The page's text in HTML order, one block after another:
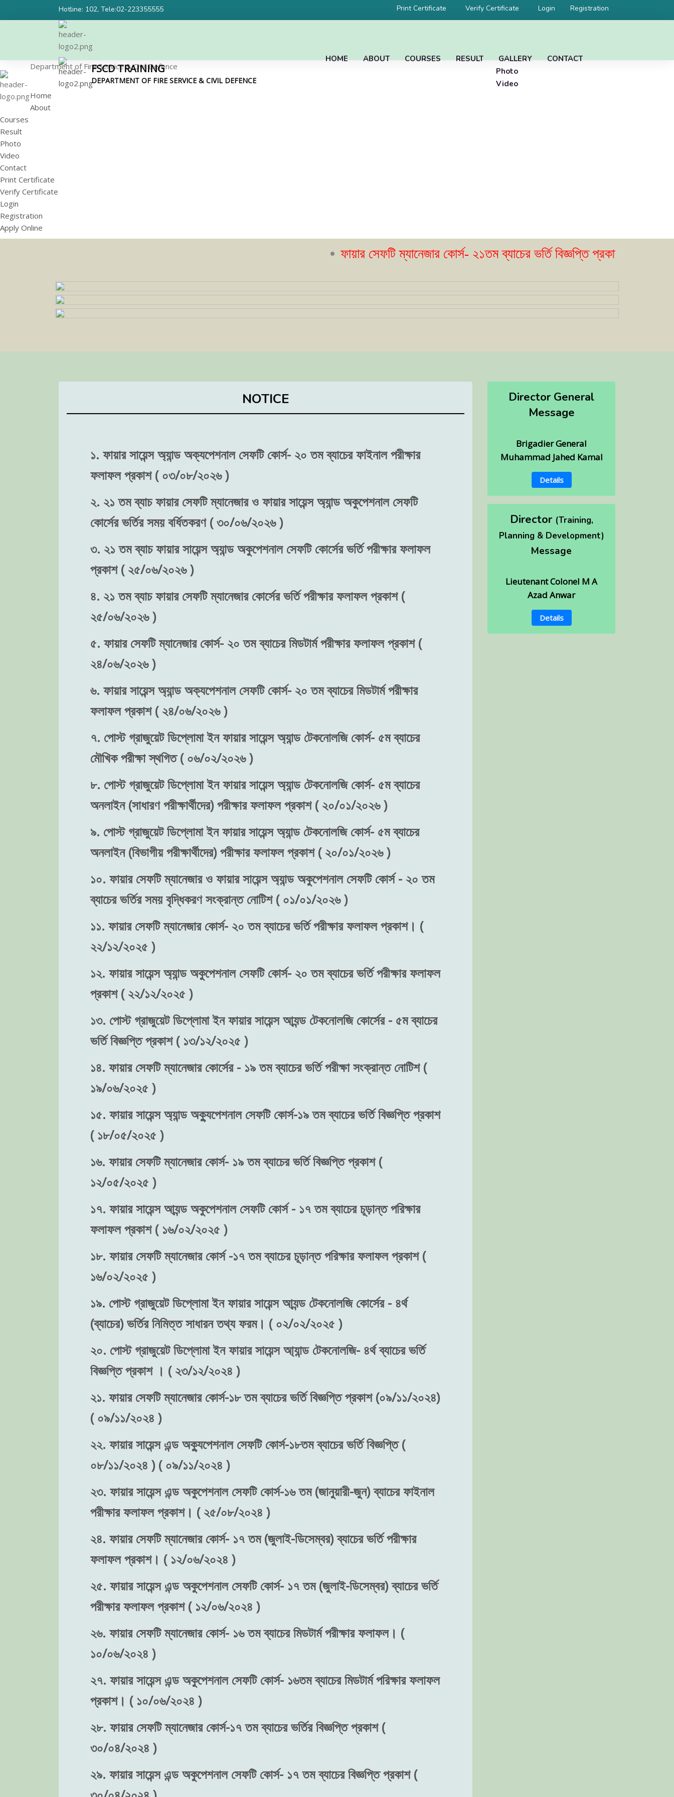
Hotline: 102, Tele:02-223355555 Print Certificate Verify Certificate Login Registration
FSCD TRAINING
DEPARTMENT OF FIRE SERVICE & CIVIL DEFENCE
CONTACT
GALLERY
Photo
Video
RESULT
COURSES
ABOUT
HOME
Department of Fire Service & Civil Defence
Home
About
Courses
Result
Photo
Video
Contact
Print Certificate
Verify Certificate
Login
Registration
Apply Online
ফায়ার সেফটি ম্যানেজার কোর্স- ২১তম ব্যাচের ভর্তি বিজ্ঞপ্তি প্রকাশ। ( ২৩/০৫/
NOTICE
১. ফায়ার সায়েন্স অ্যান্ড অক্যপেশনাল সেফটি কোর্স- ২০ তম ব্যাচের ফাইনাল পরীক্ষার
ফলাফল প্রকাশ ( ০৩/০৮/২০২৬ )
২. ২১ তম ব্যাচ ফায়ার সেফটি ম্যানেজার ও ফায়ার সায়েন্স অ্যান্ড অকুপেশনাল সেফটি
কোর্সের ভর্তির সময় বর্ধিতকরণ ( ৩০/০৬/২০২৬ )
৩. ২১ তম ব্যাচ ফায়ার সায়েন্স অ্যান্ড অকুপেশনাল সেফটি কোর্সের ভর্তি পরীক্ষার ফলাফল
প্রকাশ ( ২৫/০৬/২০২৬ )
৪. ২১ তম ব্যাচ ফায়ার সেফটি ম্যানেজার কোর্সের ভর্তি পরীক্ষার ফলাফল প্রকাশ (
২৫/০৬/২০২৬ )
৫. ফায়ার সেফটি ম্যানেজার কোর্স- ২০ তম ব্যাচের মিডটার্ম পরীক্ষার ফলাফল প্রকাশ (
২৪/০৬/২০২৬ )
৬. ফায়ার সায়েন্স অ্যান্ড অক্যপেশনাল সেফটি কোর্স- ২০ তম ব্যাচের মিডটার্ম পরীক্ষার
ফলাফল প্রকাশ ( ২৪/০৬/২০২৬ )
৭. পোস্ট গ্রাজুয়েট ডিপ্লোমা ইন ফায়ার সায়েন্স অ্যান্ড টেকনোলজি কোর্স- ৫ম ব্যাচের
মৌখিক পরীক্ষা স্থগিত ( ০৬/০২/২০২৬ )
৮. পোস্ট গ্রাজুয়েট ডিপ্লোমা ইন ফায়ার সায়েন্স অ্যান্ড টেকনোলজি কোর্স- ৫ম ব্যাচের
অনলাইন (সাধারণ পরীক্ষার্থীদের) পরীক্ষার ফলাফল প্রকাশ ( ২০/০১/২০২৬ )
৯. পোস্ট গ্রাজুয়েট ডিপ্লোমা ইন ফায়ার সায়েন্স অ্যান্ড টেকনোলজি কোর্স- ৫ম ব্যাচের
অনলাইন (বিভাগীয় পরীক্ষার্থীদের) পরীক্ষার ফলাফল প্রকাশ ( ২০/০১/২০২৬ )
১০. ফায়ার সেফটি ম্যানেজার ও ফায়ার সায়েন্স অ্যান্ড অকুপেশনাল সেফটি কোর্স - ২০ তম
ব্যাচের ভর্তির সময় বৃদ্ধিকরণ সংক্রান্ত নোটিশ ( ০১/০১/২০২৬ )
১১. ফায়ার সেফটি ম্যানেজার কোর্স- ২০ তম ব্যাচের ভর্তি পরীক্ষার ফলাফল প্রকাশ। (
২২/১২/২০২৫ )
১২. ফায়ার সায়েন্স অ্যান্ড অকুপেশনাল সেফটি কোর্স- ২০ তম ব্যাচের ভর্তি পরীক্ষার ফলাফল
প্রকাশ ( ২২/১২/২০২৫ )
১৩. পোস্ট গ্রাজুয়েট ডিপ্লোমা ইন ফায়ার সায়েন্স আ্যন্ড টেকনোলজি কোর্সের - ৫ম ব্যাচের
ভর্তি বিজ্ঞপ্তি প্রকাশ ( ১৩/১২/২০২৫ )
১৪. ফায়ার সেফটি ম্যানেজার কোর্সের - ১৯ তম ব্যাচের ভর্তি পরীক্ষা সংক্রান্ত নোটিশ (
১৯/০৬/২০২৫ )
১৫. ফায়ার সায়েন্স অ্যান্ড অক্যুপেশনাল সেফটি কোর্স-১৯ তম ব্যাচের ভর্তি বিজ্ঞপ্তি প্রকাশ
( ১৮/০৫/২০২৫ )
১৬. ফায়ার সেফটি ম্যানেজার কোর্স- ১৯ তম ব্যাচের ভর্তি বিজ্ঞপ্তি প্রকাশ (
১২/০৫/২০২৫ )
১৭. ফায়ার সায়েন্স আ্যন্ড অকুপেশনাল সেফটি কোর্স - ১৭ তম ব্যাচের চূড়ান্ত পরিক্ষার
ফলাফল প্রকাশ ( ১৬/০২/২০২৫ )
১৮. ফায়ার সেফটি ম্যানেজার কোর্স -১৭ তম ব্যাচের চূড়ান্ত পরিক্ষার ফলাফল প্রকাশ (
১৬/০২/২০২৫ )
১৯. পোস্ট গ্রাজুয়েট ডিপ্লোমা ইন ফায়ার সায়েন্স আ্যন্ড টেকনোলজি কোর্সের - ৪র্থ
(ব্যাচের) ভর্তির নিমিত্ত সাধারন তথ্য ফরম। ( ০২/০২/২০২৫ )
২০. পোস্ট গ্রাজুয়েট ডিপ্লোমা ইন ফায়ার সায়েন্স আ্যান্ড টেকনোলজি- ৪র্থ ব্যাচের ভর্তি
বিজ্ঞপ্তি প্রকাশ । ( ২৩/১২/২০২৪ )
২১. ফায়ার সেফটি ম্যানেজার কোর্স-১৮ তম ব্যাচের ভর্তি বিজ্ঞপ্তি প্রকাশ (০৯/১১/২০২৪)
( ০৯/১১/২০২৪ )
২২. ফায়ার সায়েন্স এন্ড অক্যুপেশনাল সেফটি কোর্স-১৮তম ব্যাচের ভর্তি বিজ্ঞপ্তি (
০৮/১১/২০২৪ ) ( ০৯/১১/২০২৪ )
২৩. ফায়ার সায়েন্স এন্ড অকুপেশনাল সেফটি কোর্স-১৬ তম (জানুয়ারী-জুন) ব্যাচের ফাইনাল
পরীক্ষার ফলাফল প্রকাশ। ( ২৫/০৮/২০২৪ )
২৪. ফায়ার সেফটি ম্যানেজার কোর্স- ১৭ তম (জুলাই-ডিসেম্বর) ব্যাচের ভর্তি পরীক্ষার
ফলাফল প্রকাশ। ( ১২/০৬/২০২৪ )
২৫. ফায়ার সায়েন্স এন্ড অকুপেশনাল সেফটি কোর্স- ১৭ তম (জুলাই-ডিসেম্বর) ব্যাচের ভর্তি
পরীক্ষার ফলাফল প্রকাশ ( ১২/০৬/২০২৪ )
২৬. ফায়ার সেফটি ম্যানেজার কোর্স- ১৬ তম ব্যাচের মিডটার্ম পরীক্ষার ফলাফল। (
১০/০৬/২০২৪ )
২৭. ফায়ার সায়েন্স এন্ড অকুপেশনাল সেফটি কোর্স- ১৬তম ব্যাচের মিডটার্ম পরিক্ষার ফলাফল
প্রকাশ। ( ১০/০৬/২০২৪ )
২৮. ফায়ার সেফটি ম্যানেজার কোর্স-১৭ তম ব্যাচের ভর্তির বিজ্ঞপ্তি প্রকাশ (
৩০/০৪/২০২৪ )
২৯. ফায়ার সায়েন্স এন্ড অকুপেশনাল সেফটি কোর্স- ১৭ তম ব্যাচের বিজ্ঞপ্তি প্রকাশ (
Director General
Message
Brigadier General
Muhammad Jahed Kamal
Details
Director (Training,
Planning & Development)
Message
Lieutenant Colonel M A
Azad Anwar
Details